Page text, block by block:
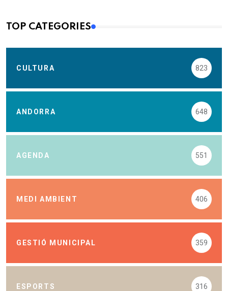
TOP CATEGORIES
CULTURA 823
ANDORRA 648
AGENDA 551
MEDI AMBIENT 406
GESTIÓ MUNICIPAL 359
ESPORTS 316